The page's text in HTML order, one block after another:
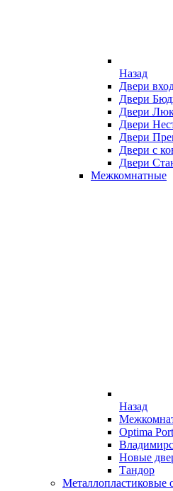
Назад
Двери
Двери
Двери
Двери
Двери
Двери с
Двери
Межкомнатные
Назад
Optima
Новые
Тандор
Металлопластиковые